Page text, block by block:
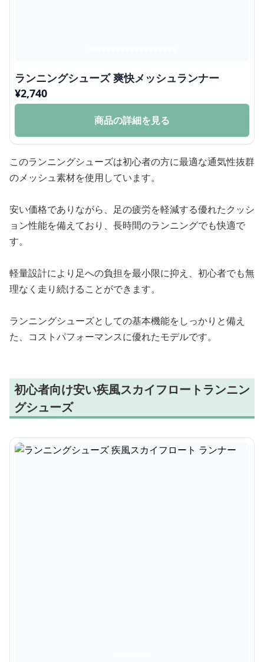
ランニングシューズ 爽快メッシュランナー
¥2,740
商品の詳細を見る
このランニングシューズは初心者の方に最適な通気性抜群
のメッシュ素材を使用しています。
安い価格でありながら、足の疲労を軽減する優れたクッシ
ョン性能を備えており、長時間のランニングでも快適で
す。
軽量設計により足への負担を最小限に抑え、初心者でも無
理なく走り続けることができます。
ランニングシューズとしての基本機能をしっかりと備え
た、コストパフォーマンスに優れたモデルです。
初心者向け安い疾風スカイフロートランニン
グシューズ